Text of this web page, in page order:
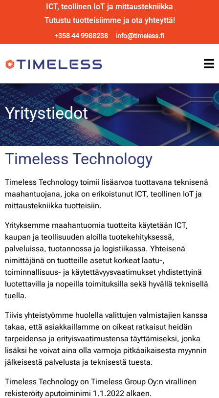
ICT, teollinen IoT ja mittaustekniikka
Tutustu tuotteisiimme ja ota yhteyttä!
+358 44 9988238 info@timeless.fi
Yritystiedot
Timeless Technology
Timeless Technology toimii lisäarvoa tuottavana teknisenä
maahantuojana, joka on erikoistunut ICT, teollinen IoT ja
mittaustekniikka tuotteisiin.
Yrityksemme maahantuomia tuotteita käytetään ICT,
kaupan ja teollisuuden aloilla tuotekehityksessä,
palveluissa, tuotannossa ja logistiikassa. Yhteisenä
nimittäjänä on tuotteille asetut korkeat laatu-,
toiminnallisuus- ja käytettävyysvaatimukset yhdistettyinä
luotettavilla ja nopeilla toimituksilla sekä hyvällä teknisellä
tuella.
Tiivis yhteistyömme huolella valittujen valmistajien kanssa
takaa, että asiakkaillamme on oikeat ratkaisut heidän
tarpeidensa ja erityisvaatimustensa täyttämiseksi, jonka
lisäksi he voivat aina olla varmoja pitkäaikaisesta myynnin
jälkeisestä palvelusta ja teknisestä tuesta.
Timeless Technology on Timeless Group Oy:n virallinen
rekisteröity aputoiminimi 1.1.2022 alkaen.